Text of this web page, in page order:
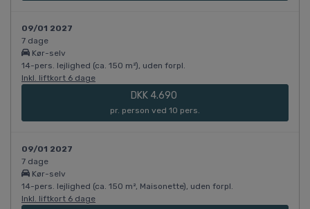
09/01 2027
7 dage
Kør-selv
14-pers. lejlighed (ca. 150 m²), uden forpl.
Inkl. liftkort 6 dage
DKK 4.690
pr. person ved 10 pers.
09/01 2027
7 dage
Kør-selv
14-pers. lejlighed (ca. 150 m², Maisonette), uden forpl.
Inkl. liftkort 6 dage